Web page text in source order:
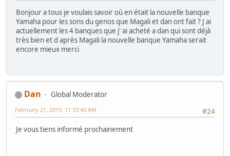
Bonjour a tous je voulais savoir où en était la nouvelle banque
Yamaha pour les sons du genos que Magali et dan ont fait ? J ai
actuellement les 4 banques que j' ai acheté a dan qui sont déjà
très bien et d après Magali la nouvelle banque Yamaha serait
encore mieux merci
Dan
Global Moderator
#24
February 21, 2019, 11:33:40 AM
Je vous tiens informé prochainement